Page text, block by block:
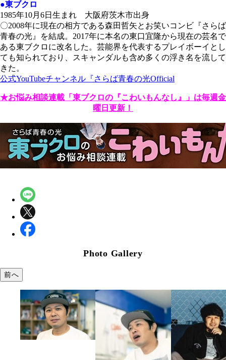
●東ブクロ
1985年10月6日生まれ 大阪府茨木市出身
〇2008年に現在の相方である森田哲矢とお笑いコンビ『さらば
青春の光』を結成。2017年に本名の東口宜隆から現在の芸名で
ある東ブクロに改名した。芸能界を代表するプレイボーイとし
ても知られており、スキャンダルも含め多くの浮き名を流して
きた。
公式YouTubeチャンネル『さらば青春の光Official
★お悩み相談連載「東ブクロの『こわいもんなし』」は毎週金
曜日更新！
Photo Gallery
前へ